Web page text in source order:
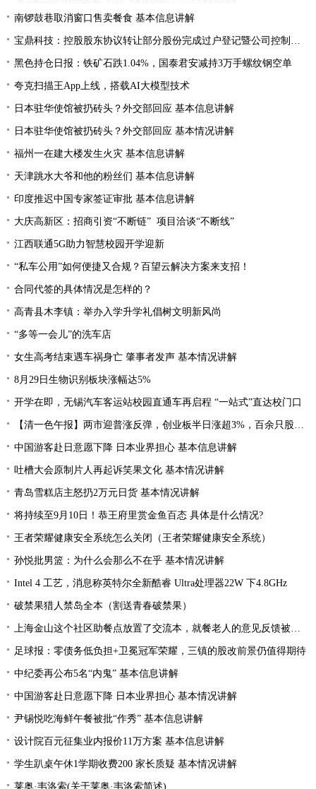
南锣鼓巷取消窗口售卖餐食 基本信息讲解
宝鼎科技：控股股东协议转让部分股份完成过户登记暨公司控制权发生变更
黑色持仓日报：铁矿石跌1.04%，国泰君安减持3万手螺纹钢空单
夸克扫描王App上线，搭载AI大模型技术
日本驻华使馆被扔砖头？外交部回应 基本信息讲解
日本驻华使馆被扔砖头？外交部回应 基本情况讲解
福州一在建大楼发生火灾 基本信息讲解
天津跳水大爷和他的粉丝们 基本信息讲解
印度推迟中国专家签证审批 基本信息讲解
大庆高新区：招商引资“不断链” 项目洽谈“不断线”
江西联通5G助力智慧校园开学迎新
“私车公用”如何便捷又合规？百望云解决方案来支招！
合同代签的具体情况是怎样的？
高青县木李镇：举办入学升学礼倡树文明新风尚
“多等一会儿”的洗车店
女生高考结束遇车祸身亡 肇事者发声 基本情况讲解
8月29日生物识别板块涨幅达5%
开学在即，无锡汽车客运站校园直通车再启程 “一站式”直达校门口
【清一色午报】两市迎普涨反弹，创业板半日涨超3%，百余只股涨停或涨超10%
中国游客赴日意愿下降 日本业界担心 基本信息讲解
吐槽大会原制片人再起诉笑果文化 基本情况讲解
青岛雪糕店主怒扔2万元日货 基本情况讲解
将持续至9月10日！恭王府里赏金鱼百态 具体是什么情况?
王者荣耀健康安全系统怎么关闭（王者荣耀健康安全系统）
孙悦批男篮：为什么会那么不在乎 基本情况讲解
Intel 4 工艺，消息称英特尔全新酷睿 Ultra处理器22W 下4.8GHz
破禁果猎人禁岛全本（割送青春破禁果）
上海金山这个社区助餐点放置了交流本，就餐老人的意见反馈被采纳
足球报：零债务低负担+卫冕冠军荣耀，三镇的股改前景仍值得期待
中纪委再公布5名“内鬼” 基本信息讲解
中国游客赴日意愿下降 日本业界担心 基本情况讲解
尹锡悦吃海鲜午餐被批“作秀” 基本信息讲解
设计院百元征集业内报价11万方案 基本信息讲解
学生趴桌午休1学期收费200 家长质疑 基本情况讲解
莱奥·韦洛索(关于莱奥·韦洛索简述)